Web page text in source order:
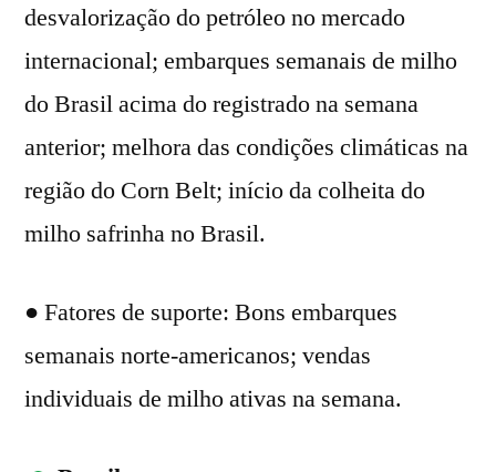
desvalorização do petróleo no mercado
internacional; embarques semanais de milho
do Brasil acima do registrado na semana
anterior; melhora das condições climáticas na
região do Corn Belt; início da colheita do
milho safrinha no Brasil.
● Fatores de suporte: Bons embarques
semanais norte-americanos; vendas
individuais de milho ativas na semana.